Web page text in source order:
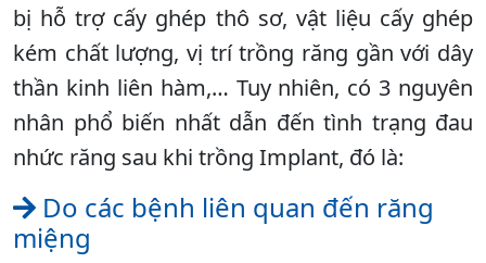
bị hỗ trợ cấy ghép thô sơ, vật liệu cấy ghép
kém chất lượng, vị trí trồng răng gần với dây
thần kinh liên hàm,… Tuy nhiên, có 3 nguyên
nhân phổ biến nhất dẫn đến tình trạng đau
nhức răng sau khi trồng Implant, đó là:
Do các bệnh liên quan đến răng
miệng